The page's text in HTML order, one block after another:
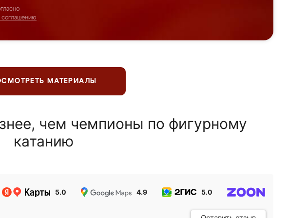
соглашению
МАТЕРИАЛЫ
чем чемпионы по фигурному
катанию
5.0 4.9 5.0